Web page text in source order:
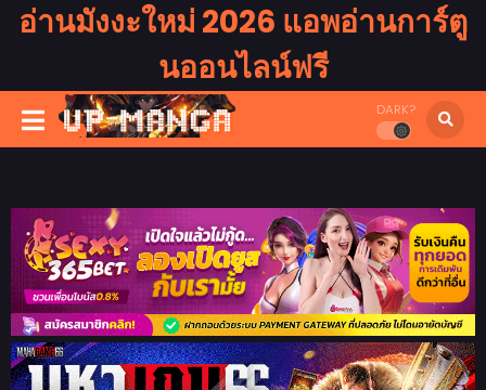
อ่านมังงะใหม่ 2026 แอพอ่านการ์ตู
นออนไลน์ฟรี
DARK?